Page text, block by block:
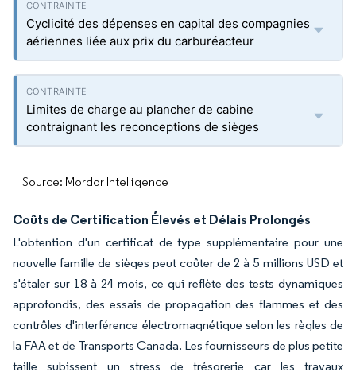
Cyclicité des dépenses en capital des compagnies
aériennes liée aux prix du carburéacteur
Limites de charge au plancher de cabine
contraignant les reconceptions de sièges
Source: Mordor Intelligence
Coûts de Certification Élevés et Délais Prolongés
L'obtention d'un certificat de type supplémentaire pour une
nouvelle famille de sièges peut coûter de 2 à 5 millions USD et
s'étaler sur 18 à 24 mois, ce qui reflète des tests dynamiques
approfondis, des essais de propagation des flammes et des
contrôles d'interférence électromagnétique selon les règles de
la FAA et de Transports Canada. Les fournisseurs de plus petite
taille subissent un stress de trésorerie car les travaux